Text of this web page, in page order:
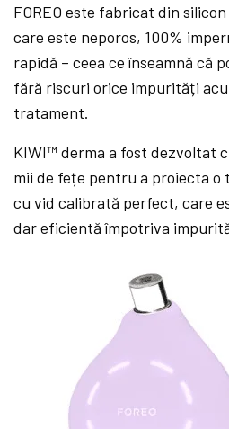
FOREO este fabricat din
care este neporos, 100%
rapidă – ceea ce înseamnă că
fără riscuri orice impurități
tratament.
KIWI™ derma a fost dezvoltat
mii de fețe pentru a proiecta o
cu vid calibrată perfect, care
dar eficientă împotriva